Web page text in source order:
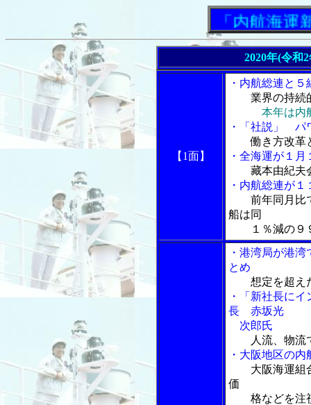
「内航海運新聞
2020年(令和
【1面】
・内航総連と
業界の持続
本年は内
・「社説」 パ
働き方改革
・全海運が１
藏本由紀夫
・内航総連が
前年同月比
船は同
１％減の９
・港湾局が港
とめ
想定を超え
・「新社長に
長 赤坂光
次郎氏
人流、物流
・大阪地区の
大阪海運組
価
格などを注